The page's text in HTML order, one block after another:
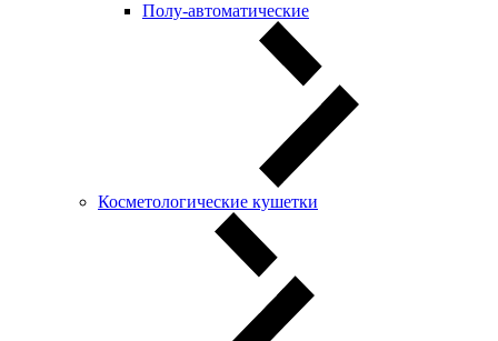
Полу-автоматические
Косметологические кушетки